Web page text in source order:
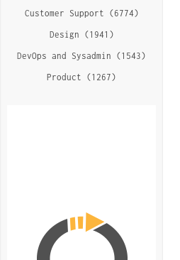
Customer Support (6774)
Design (1941)
DevOps and Sysadmin (1543)
Product (1267)